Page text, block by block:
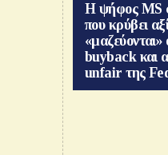
Η ψήφος MS
που κρύβει
buyback και
unfair της